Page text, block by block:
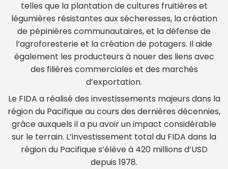
telles que la plantation de cultures fruitières et
légumières résistantes aux sécheresses, la création
de pépinières communautaires, et la défense de
l’agroforesterie et la création de potagers. Il aide
également les producteurs à nouer des liens avec
des filières commerciales et des marchés
d’exportation.
Le FIDA a réalisé des investissements majeurs dans la
région du Pacifique au cours des dernières décennies,
grâce auxquels il a pu avoir un impact considérable
sur le terrain. L’investissement total du FIDA dans la
région du Pacifique s’élève à 420 millions d’USD
depuis 1978.